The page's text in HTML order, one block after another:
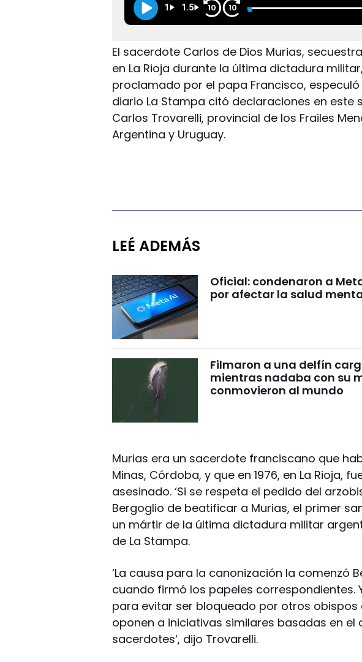
1 1.5 10 10
El sacerdote Carlos de Dios Murias,
en La Rioja durante la última dictadura
proclamado por el papa Francisco, especuló
diario La Stampa citó declaraciones en este
Carlos Trovarelli, provincial de los Frailes
Argentina y Uruguay.
LEÉ ADEMÁS
Oficial: condenaron a
por afectar la salud
Filmaron a una delfín
mientras nadaba con su
conmovieron al mundo
Murias era un sacerdote franciscano que
Minas, Córdoba, y que en 1976, en La Rioja,
asesinado. ‘Si se respeta el pedido del
Bergoglio de beatificar a Murias, el primer
un mártir de la última dictadura militar
de La Stampa.
‘La causa para la canonización la comenzó
cuando firmó los papeles correspondientes.
para evitar ser bloqueado por otros obispos
oponen a iniciativas similares basadas en
sacerdotes‘, dijo Trovarelli.